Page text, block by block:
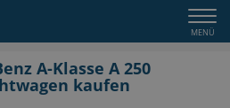
A-Klasse A 250
kaufen